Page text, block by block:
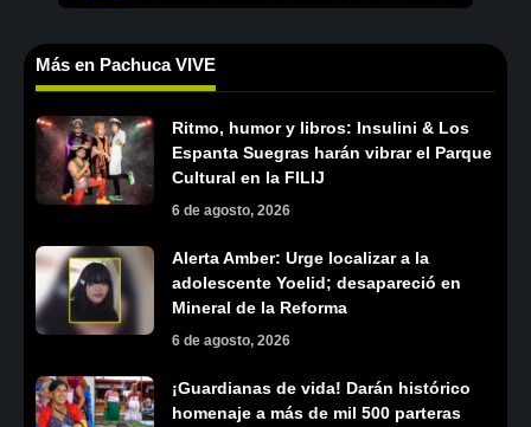
Más en Pachuca VIVE
Ritmo, humor y libros: Insulini & Los
Espanta Suegras harán vibrar el Parque
Cultural en la FILIJ
6 de agosto, 2026
Alerta Amber: Urge localizar a la
adolescente Yoelid; desapareció en
Mineral de la Reforma
6 de agosto, 2026
¡Guardianas de vida! Darán histórico
homenaje a más de mil 500 parteras